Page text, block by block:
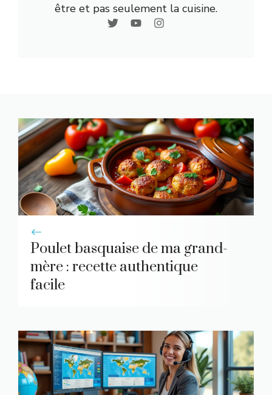
être et pas seulement la cuisine.
Poulet basquaise de ma grand-
mère : recette authentique
facile